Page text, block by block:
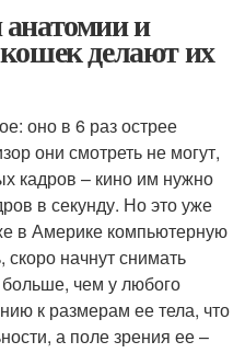
анатомии и
делают их
оно в 6 раз острее
они смотреть не могут,
кадров – кино им нужно
в секунду. Но это уже
в Америке компьютерную
начнут снимать
чем у любого
к размерам ее тела, что
а поле зрения ее –